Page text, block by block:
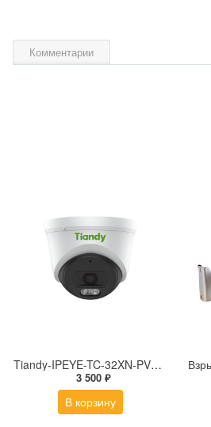
Комментарии
Tiandy-IPEYE-TC-32XN-PVZ 2Мп купольная «турель» IP камера с фиксированным объективом, серия SPARK со встроенным агентом IPEYE для ПВЗ
3 500 ₽
В корзину